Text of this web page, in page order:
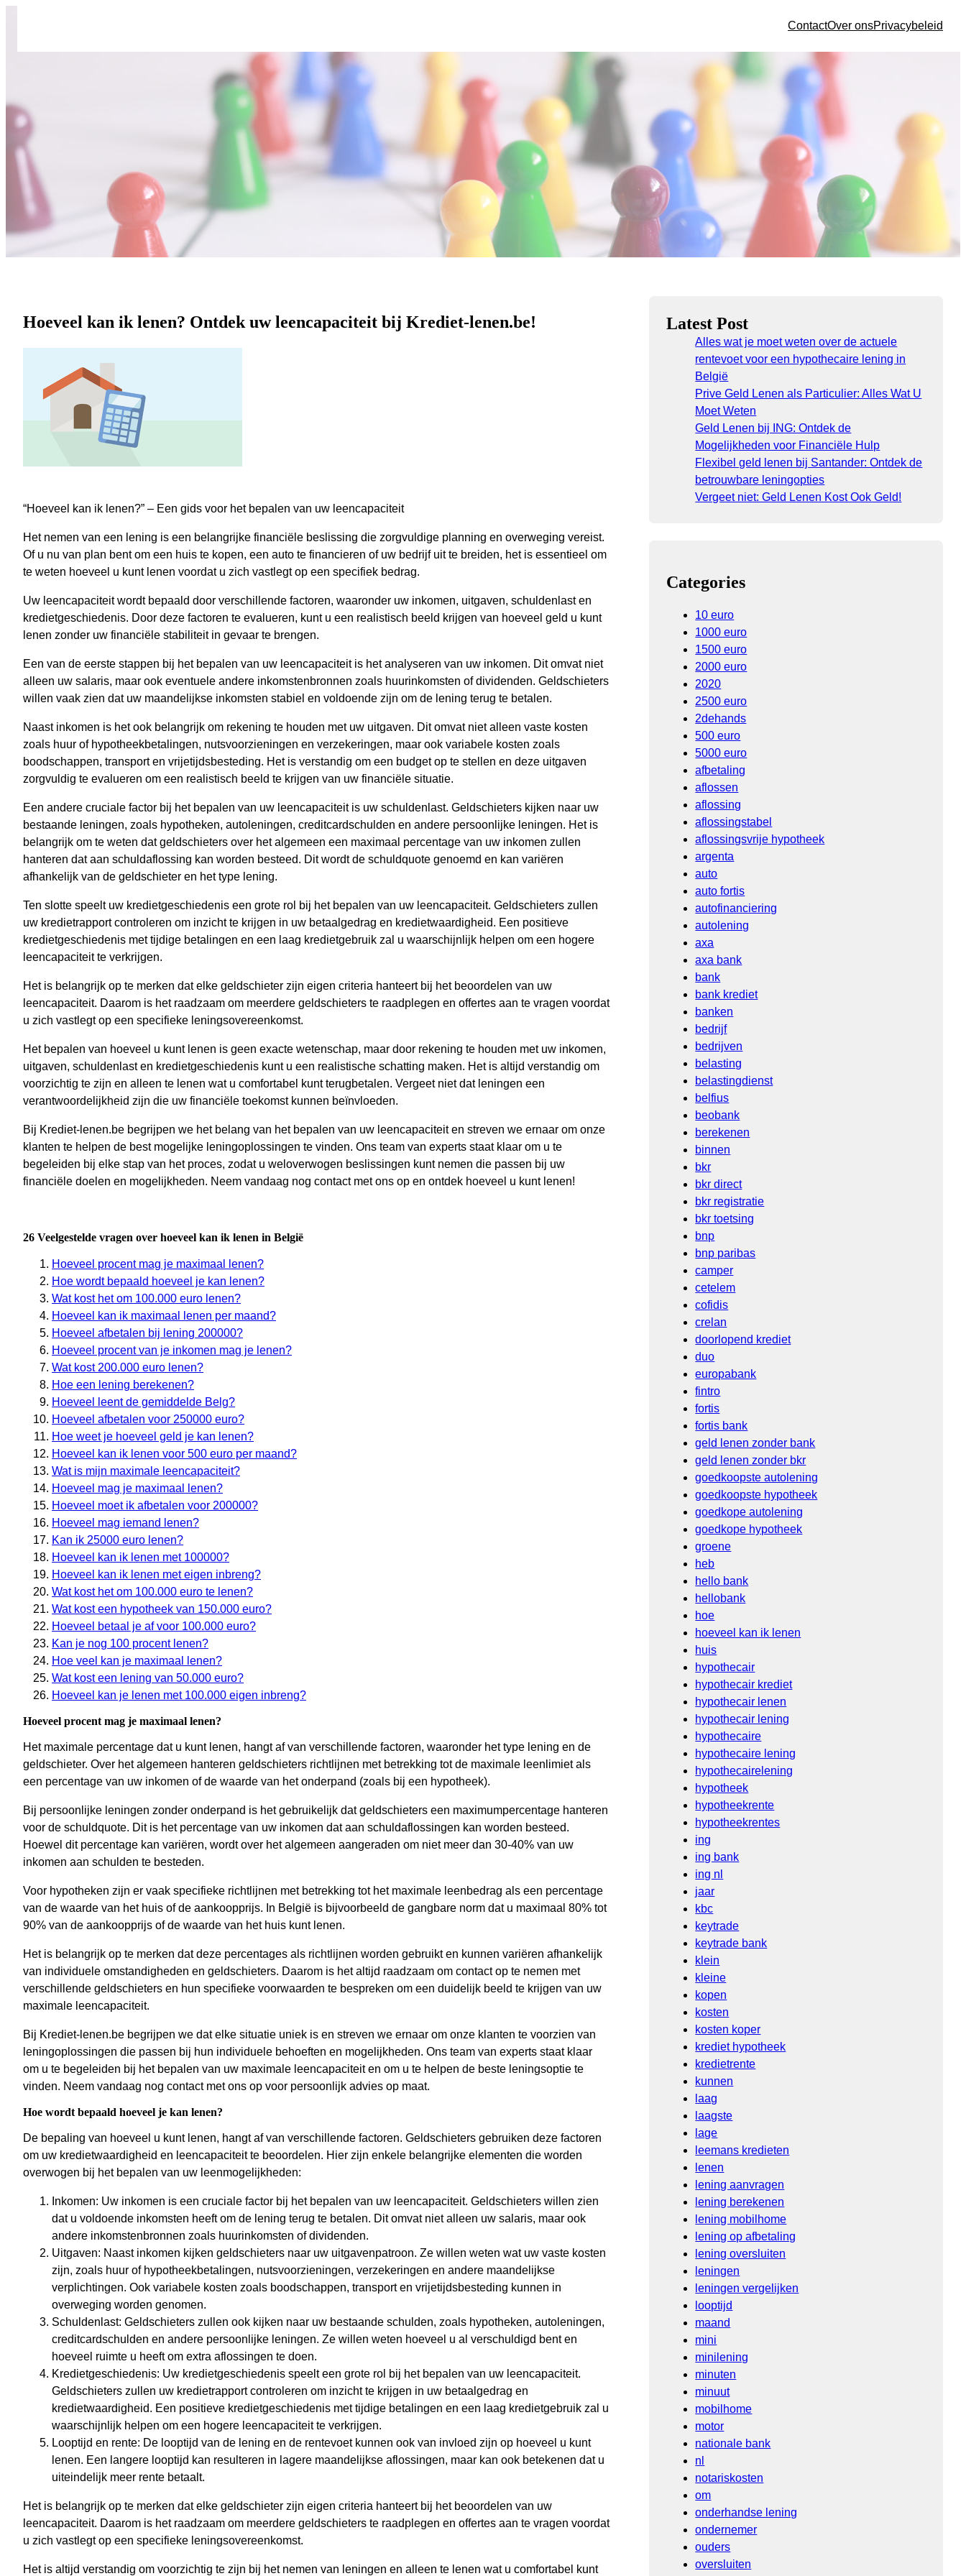
ContactOver onsPrivacybeleid
Hoeveel kan ik lenen? Ontdek uw leencapaciteit bij Krediet-lenen.be!
“Hoeveel kan ik lenen?” – Een gids voor het bepalen van uw leencapaciteit
Het nemen van een lening is een belangrijke financiële beslissing die zorgvuldige planning en overweging vereist.
Of u nu van plan bent om een huis te kopen, een auto te financieren of uw bedrijf uit te breiden, het is essentieel om
te weten hoeveel u kunt lenen voordat u zich vastlegt op een specifiek bedrag.
Uw leencapaciteit wordt bepaald door verschillende factoren, waaronder uw inkomen, uitgaven, schuldenlast en
kredietgeschiedenis. Door deze factoren te evalueren, kunt u een realistisch beeld krijgen van hoeveel geld u kunt
lenen zonder uw financiële stabiliteit in gevaar te brengen.
Een van de eerste stappen bij het bepalen van uw leencapaciteit is het analyseren van uw inkomen. Dit omvat niet
alleen uw salaris, maar ook eventuele andere inkomstenbronnen zoals huurinkomsten of dividenden. Geldschieters
willen vaak zien dat uw maandelijkse inkomsten stabiel en voldoende zijn om de lening terug te betalen.
Naast inkomen is het ook belangrijk om rekening te houden met uw uitgaven. Dit omvat niet alleen vaste kosten
zoals huur of hypotheekbetalingen, nutsvoorzieningen en verzekeringen, maar ook variabele kosten zoals
boodschappen, transport en vrijetijdsbesteding. Het is verstandig om een budget op te stellen en deze uitgaven
zorgvuldig te evalueren om een realistisch beeld te krijgen van uw financiële situatie.
Een andere cruciale factor bij het bepalen van uw leencapaciteit is uw schuldenlast. Geldschieters kijken naar uw
bestaande leningen, zoals hypotheken, autoleningen, creditcardschulden en andere persoonlijke leningen. Het is
belangrijk om te weten dat geldschieters over het algemeen een maximaal percentage van uw inkomen zullen
hanteren dat aan schuldaflossing kan worden besteed. Dit wordt de schuldquote genoemd en kan variëren
afhankelijk van de geldschieter en het type lening.
Ten slotte speelt uw kredietgeschiedenis een grote rol bij het bepalen van uw leencapaciteit. Geldschieters zullen
uw kredietrapport controleren om inzicht te krijgen in uw betaalgedrag en kredietwaardigheid. Een positieve
kredietgeschiedenis met tijdige betalingen en een laag kredietgebruik zal u waarschijnlijk helpen om een hogere
leencapaciteit te verkrijgen.
Het is belangrijk op te merken dat elke geldschieter zijn eigen criteria hanteert bij het beoordelen van uw
leencapaciteit. Daarom is het raadzaam om meerdere geldschieters te raadplegen en offertes aan te vragen voordat
u zich vastlegt op een specifieke leningsovereenkomst.
Het bepalen van hoeveel u kunt lenen is geen exacte wetenschap, maar door rekening te houden met uw inkomen,
uitgaven, schuldenlast en kredietgeschiedenis kunt u een realistische schatting maken. Het is altijd verstandig om
voorzichtig te zijn en alleen te lenen wat u comfortabel kunt terugbetalen. Vergeet niet dat leningen een
verantwoordelijkheid zijn die uw financiële toekomst kunnen beïnvloeden.
Bij Krediet-lenen.be begrijpen we het belang van het bepalen van uw leencapaciteit en streven we ernaar om onze
klanten te helpen de best mogelijke leningoplossingen te vinden. Ons team van experts staat klaar om u te
begeleiden bij elke stap van het proces, zodat u weloverwogen beslissingen kunt nemen die passen bij uw
financiële doelen en mogelijkheden. Neem vandaag nog contact met ons op en ontdek hoeveel u kunt lenen!
26 Veelgestelde vragen over hoeveel kan ik lenen in België
Hoeveel procent mag je maximaal lenen?
Hoe wordt bepaald hoeveel je kan lenen?
Wat kost het om 100.000 euro lenen?
Hoeveel kan ik maximaal lenen per maand?
Hoeveel afbetalen bij lening 200000?
Hoeveel procent van je inkomen mag je lenen?
Wat kost 200.000 euro lenen?
Hoe een lening berekenen?
Hoeveel leent de gemiddelde Belg?
Hoeveel afbetalen voor 250000 euro?
Hoe weet je hoeveel geld je kan lenen?
Hoeveel kan ik lenen voor 500 euro per maand?
Wat is mijn maximale leencapaciteit?
Hoeveel mag je maximaal lenen?
Hoeveel moet ik afbetalen voor 200000?
Hoeveel mag iemand lenen?
Kan ik 25000 euro lenen?
Hoeveel kan ik lenen met 100000?
Hoeveel kan ik lenen met eigen inbreng?
Wat kost het om 100.000 euro te lenen?
Wat kost een hypotheek van 150.000 euro?
Hoeveel betaal je af voor 100.000 euro?
Kan je nog 100 procent lenen?
Hoe veel kan je maximaal lenen?
Wat kost een lening van 50.000 euro?
Hoeveel kan je lenen met 100.000 eigen inbreng?
Hoeveel procent mag je maximaal lenen?
Het maximale percentage dat u kunt lenen, hangt af van verschillende factoren, waaronder het type lening en de
geldschieter. Over het algemeen hanteren geldschieters richtlijnen met betrekking tot de maximale leenlimiet als
een percentage van uw inkomen of de waarde van het onderpand (zoals bij een hypotheek).
Bij persoonlijke leningen zonder onderpand is het gebruikelijk dat geldschieters een maximumpercentage hanteren
voor de schuldquote. Dit is het percentage van uw inkomen dat aan schuldaflossingen kan worden besteed.
Hoewel dit percentage kan variëren, wordt over het algemeen aangeraden om niet meer dan 30-40% van uw
inkomen aan schulden te besteden.
Voor hypotheken zijn er vaak specifieke richtlijnen met betrekking tot het maximale leenbedrag als een percentage
van de waarde van het huis of de aankoopprijs. In België is bijvoorbeeld de gangbare norm dat u maximaal 80% tot
90% van de aankoopprijs of de waarde van het huis kunt lenen.
Het is belangrijk op te merken dat deze percentages als richtlijnen worden gebruikt en kunnen variëren afhankelijk
van individuele omstandigheden en geldschieters. Daarom is het altijd raadzaam om contact op te nemen met
verschillende geldschieters en hun specifieke voorwaarden te bespreken om een duidelijk beeld te krijgen van uw
maximale leencapaciteit.
Bij Krediet-lenen.be begrijpen we dat elke situatie uniek is en streven we ernaar om onze klanten te voorzien van
leningoplossingen die passen bij hun individuele behoeften en mogelijkheden. Ons team van experts staat klaar
om u te begeleiden bij het bepalen van uw maximale leencapaciteit en om u te helpen de beste leningsoptie te
vinden. Neem vandaag nog contact met ons op voor persoonlijk advies op maat.
Hoe wordt bepaald hoeveel je kan lenen?
De bepaling van hoeveel u kunt lenen, hangt af van verschillende factoren. Geldschieters gebruiken deze factoren
om uw kredietwaardigheid en leencapaciteit te beoordelen. Hier zijn enkele belangrijke elementen die worden
overwogen bij het bepalen van uw leenmogelijkheden:
Inkomen: Uw inkomen is een cruciale factor bij het bepalen van uw leencapaciteit. Geldschieters willen zien
dat u voldoende inkomsten heeft om de lening terug te betalen. Dit omvat niet alleen uw salaris, maar ook
andere inkomstenbronnen zoals huurinkomsten of dividenden.
Uitgaven: Naast inkomen kijken geldschieters naar uw uitgavenpatroon. Ze willen weten wat uw vaste kosten
zijn, zoals huur of hypotheekbetalingen, nutsvoorzieningen, verzekeringen en andere maandelijkse
verplichtingen. Ook variabele kosten zoals boodschappen, transport en vrijetijdsbesteding kunnen in
overweging worden genomen.
Schuldenlast: Geldschieters zullen ook kijken naar uw bestaande schulden, zoals hypotheken, autoleningen,
creditcardschulden en andere persoonlijke leningen. Ze willen weten hoeveel u al verschuldigd bent en
hoeveel ruimte u heeft om extra aflossingen te doen.
Kredietgeschiedenis: Uw kredietgeschiedenis speelt een grote rol bij het bepalen van uw leencapaciteit.
Geldschieters zullen uw kredietrapport controleren om inzicht te krijgen in uw betaalgedrag en
kredietwaardigheid. Een positieve kredietgeschiedenis met tijdige betalingen en een laag kredietgebruik zal u
waarschijnlijk helpen om een hogere leencapaciteit te verkrijgen.
Looptijd en rente: De looptijd van de lening en de rentevoet kunnen ook van invloed zijn op hoeveel u kunt
lenen. Een langere looptijd kan resulteren in lagere maandelijkse aflossingen, maar kan ook betekenen dat u
uiteindelijk meer rente betaalt.
Het is belangrijk op te merken dat elke geldschieter zijn eigen criteria hanteert bij het beoordelen van uw
leencapaciteit. Daarom is het raadzaam om meerdere geldschieters te raadplegen en offertes aan te vragen voordat
u zich vastlegt op een specifieke leningsovereenkomst.
Het is altijd verstandig om voorzichtig te zijn bij het nemen van leningen en alleen te lenen wat u comfortabel kunt
Latest Post
Alles wat je moet weten over de actuele
rentevoet voor een hypothecaire lening in
België
Prive Geld Lenen als Particulier: Alles Wat U
Moet Weten
Geld Lenen bij ING: Ontdek de
Mogelijkheden voor Financiële Hulp
Flexibel geld lenen bij Santander: Ontdek de
betrouwbare leningopties
Vergeet niet: Geld Lenen Kost Ook Geld!
Categories
10 euro
1000 euro
1500 euro
2000 euro
2020
2500 euro
2dehands
500 euro
5000 euro
afbetaling
aflossen
aflossing
aflossingstabel
aflossingsvrije hypotheek
argenta
auto
auto fortis
autofinanciering
autolening
axa
axa bank
bank
bank krediet
banken
bedrijf
bedrijven
belasting
belastingdienst
belfius
beobank
berekenen
binnen
bkr
bkr direct
bkr registratie
bkr toetsing
bnp
bnp paribas
camper
cetelem
cofidis
crelan
doorlopend krediet
duo
europabank
fintro
fortis
fortis bank
geld lenen zonder bank
geld lenen zonder bkr
goedkoopste autolening
goedkoopste hypotheek
goedkope autolening
goedkope hypotheek
groene
heb
hello bank
hellobank
hoe
hoeveel kan ik lenen
huis
hypothecair
hypothecair krediet
hypothecair lenen
hypothecair lening
hypothecaire
hypothecaire lening
hypothecairelening
hypotheek
hypotheekrente
hypotheekrentes
ing
ing bank
ing nl
jaar
kbc
keytrade
keytrade bank
klein
kleine
kopen
kosten
kosten koper
krediet hypotheek
kredietrente
kunnen
laag
laagste
lage
leemans kredieten
lenen
lening aanvragen
lening berekenen
lening mobilhome
lening op afbetaling
lening oversluiten
leningen
leningen vergelijken
looptijd
maand
mini
minilening
minuten
minuut
mobilhome
motor
nationale bank
nl
notariskosten
om
onderhandse lening
ondernemer
ouders
oversluiten